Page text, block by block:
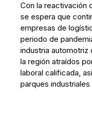
Con la reactivación
se espera que
empresas de
periodo de
industria automotriz
la región atraídos
laboral calificada,
parques industriales